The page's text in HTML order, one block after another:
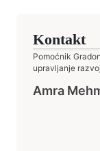
Kontakt
Pomoćnik
upravljanje
Amra